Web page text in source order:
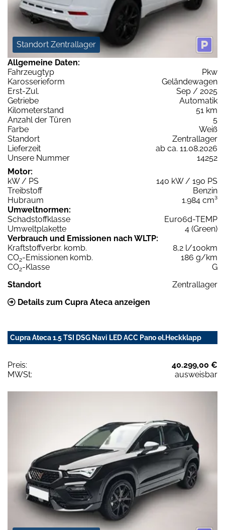
Standort Zentrallager
Allgemeine Daten:
Fahrzeugtyp
Pkw
Karosserieform
Geländewagen
Erst-Zul.
Sep / 2025
Getriebe
Automatik
Kilometerstand
51 km
Anzahl der Türen
5
Farbe
Weiß
Standort
Zentrallager
Lieferzeit
ab ca. 11.08.2026
Unsere Nummer
14252
Motor:
kW / PS
140 kW / 190 PS
Treibstoff
Benzin
Hubraum
1.984 cm³
Umweltnormen:
Schadstoffklasse
Euro6d-TEMP
Umweltplakette
4 (Green)
Verbrauch und Emissionen nach WLTP:
Kraftstoffverbr. komb.
8,2 l/100km
CO2-Emissionen komb.
186 g/km
CO2-Klasse
G
Standort
Zentrallager
Details zum Cupra Ateca anzeigen
Cupra Ateca 1.5 TSI DSG Navi LED ACC Pano el.Heckklapp
Preis:
40.299,00 €
MWSt:
ausweisbar